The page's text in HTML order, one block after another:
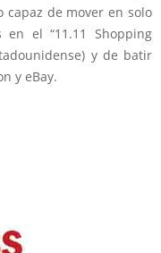
capaz de mover en solo
el “11.11 Shopping
y de batir
y eBay.